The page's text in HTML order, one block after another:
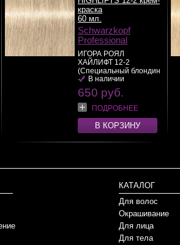
краска
60 мл.
Schwarzkopf
Professional
ИГОРА РОЯЛ
ХАЙЛИФТ 12-2
(Специальный блондин
пепел...>>
В наличии
650 руб.
ПОДРОБНЕЕ
В КОРЗИНУ
КАТАЛОГ
Для волос
Окрашивание
Для лица
Для тела